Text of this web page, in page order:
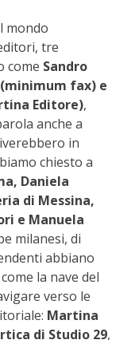
mondo
tre
come Sandro
fax) e
Editore),
anche a
in
chiesto a
Daniela
di Messina,
e Manuela
milanesi, di
abbiano
la nave del
verso le
Martina
di Studio 29,